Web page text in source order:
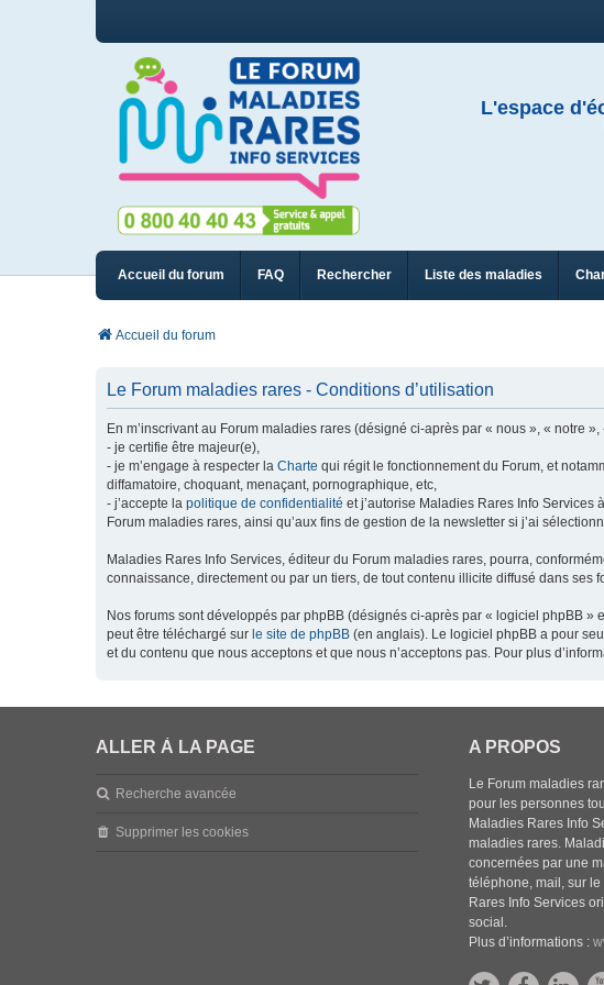
L'espace
Accueil du forum FAQ Rechercher Liste des maladies
Accueil du forum
Le Forum maladies rares - Conditions d’utilisation
En m’inscrivant au Forum maladies rares (désigné ci-après par « nous », « notre
- je certifie être majeur(e),
- je m’engage à respecter la Charte qui régit le fonctionnement du Forum, et
diffamatoire, choquant, menaçant, pornographique, etc,
- j’accepte la politique de confidentialité et j’autorise Maladies Rares Info
Forum maladies rares, ainsi qu’aux fins de gestion de la newsletter si j’ai
Maladies Rares Info Services, éditeur du Forum maladies rares, pourra,
connaissance, directement ou par un tiers, de tout contenu illicite diffusé dans ses
Nos forums sont développés par phpBB (désignés ci-après par « logiciel phpBB
peut être téléchargé sur le site de phpBB (en anglais). Le logiciel phpBB a pour
et du contenu que nous acceptons et que nous n’acceptons pas. Pour plus
ALLER À LA PAGE
Recherche avancée
Supprimer les cookies
A PROPOS
Le Forum maladies
pour les personnes
Maladies Rares Info
maladies rares.
concernées par une
téléphone, mail, sur
Rares Info Services
social.
Plus d’informations :